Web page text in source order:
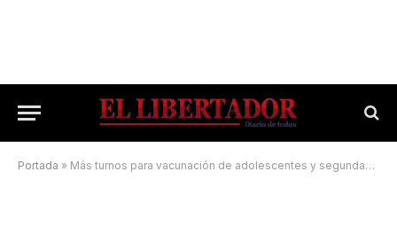
Portada » Más turnos para vacunación de adolescentes y segundas dosis de Sputnik V